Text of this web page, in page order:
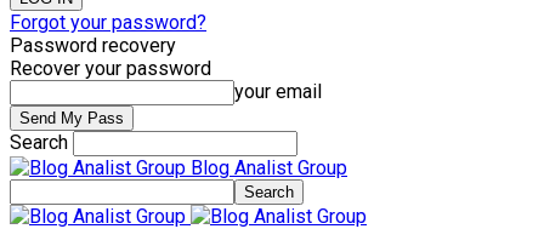
Forgot your password?
Password recovery
Recover your password
your email
Search
Blog Analist Group